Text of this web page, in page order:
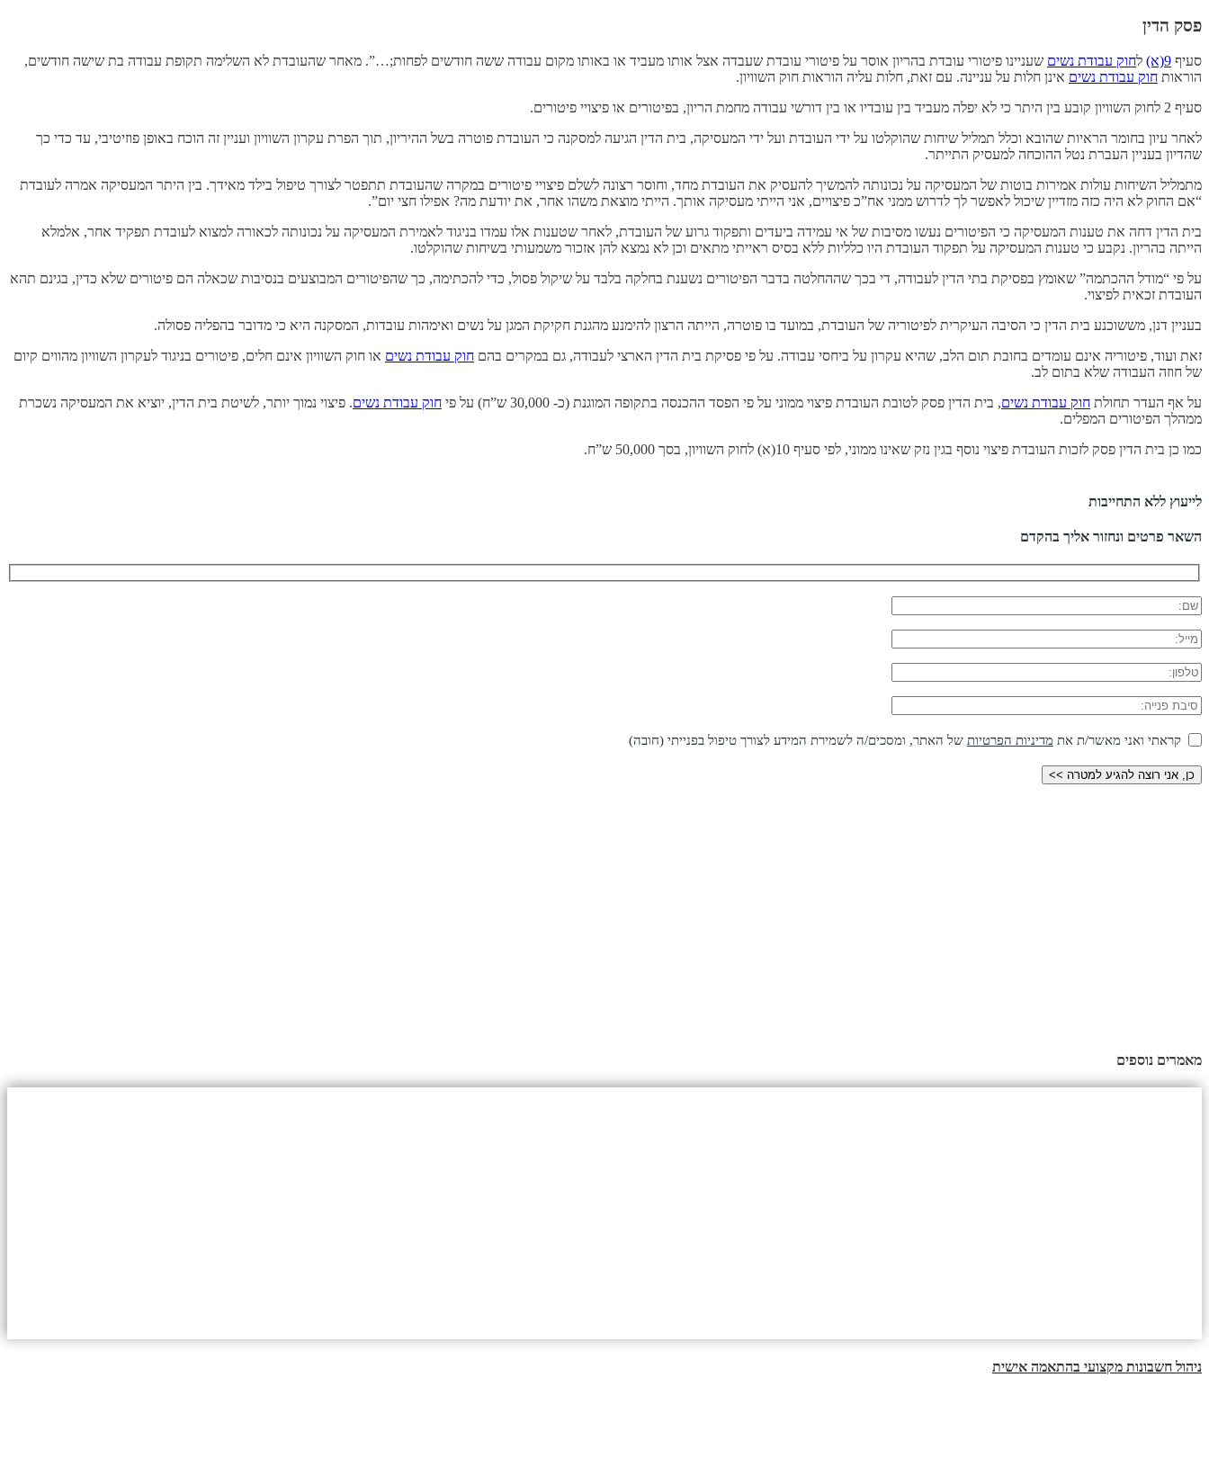
פסק הדין
סעיף 9(א) לחוק עבודת נשים שעניינו פיטורי עובדת בהריון אוסר על פיטורי עובדת שעבדה אצל אותו מעביד או באותו מקום עבודה ששה חודשים לפחות;…”. מאחר שהעובדת לא השלימה תקופת עבודה בת שישה חודשים,
הוראות חוק עבודת נשים אינן חלות על עניינה. עם זאת, חלות עליה הוראות חוק השוויון.
סעיף 2 לחוק השוויון קובע בין היתר כי לא יפלה מעביד בין עובדיו או בין דורשי עבודה מחמת הריון, בפיטורים או פיצויי פיטורים.
לאחר עיון בחומר הראיות שהובא וכלל תמליל שיחות שהוקלטו על ידי העובדת ועל ידי המעסיקה, בית הדין הגיעה למסקנה כי העובדת פוטרה בשל ההיריון, תוך הפרת עקרון השוויון ועניין זה הוכח באופן פוזיטיבי, עד כדי כך
שהדיון בעניין העברת נטל ההוכחה למעסיק התייתר.
מתמליל השיחות עולות אמירות בוטות של המעסיקה על נכונותה להמשיך להעסיק את העובדת מחד, וחוסר רצונה לשלם פיצויי פיטורים במקרה שהעובדת תתפטר לצורך טיפול בילד מאידך. בין היתר המעסיקה אמרה לעובדת
“אם החוק לא היה כזה מזדיין שיכול לאפשר לך לדרוש ממני אח”כ פיצויים, אני הייתי מעסיקה אותך. הייתי מוצאת משהו אחר, את יודעת מה? אפילו חצי יום”.
בית הדין דחה את טענות המעסיקה כי הפיטורים נעשו מסיבות של אי עמידה ביעדים ותפקוד גרוע של העובדת, לאחר שטענות אלו עמדו בניגוד לאמירת המעסיקה על נכונותה לכאורה למצוא לעובדת תפקיד אחר, אלמלא
הייתה בהריון. נקבע כי טענות המעסיקה על תפקוד העובדת היו כלליות ללא בסיס ראייתי מתאים וכן לא נמצא להן אזכור משמעותי בשיחות שהוקלטו.
על פי “מודל ההכתמה” שאומץ בפסיקת בתי הדין לעבודה, די בכך שההחלטה בדבר הפיטורים נשענת בחלקה בלבד על שיקול פסול, כדי להכתימה, כך שהפיטורים המבוצעים בנסיבות שכאלה הם פיטורים שלא כדין, בגינם תהא
העובדת זכאית לפיצוי.
בעניין דנן, מששוכנע בית הדין כי הסיבה העיקרית לפיטוריה של העובדת, במועד בו פוטרה, הייתה הרצון להימנע מהגנת חקיקת המגן על נשים ואימהות עובדות, המסקנה היא כי מדובר בהפליה פסולה.
זאת ועוד, פיטוריה אינם עומדים בחובת תום הלב, שהיא עקרון על ביחסי עבודה. על פי פסיקת בית הדין הארצי לעבודה, גם במקרים בהם חוק עבודת נשים או חוק השוויון אינם חלים, פיטורים בניגוד לעקרון השוויון מהווים קיום
של חוזה העבודה שלא בתום לב.
על אף העדר תחולת חוק עבודת נשים, בית הדין פסק לטובת העובדת פיצוי ממוני על פי הפסד ההכנסה בתקופה המוגנת (כ- 30,000 ש”ח) על פי חוק עבודת נשים. פיצוי נמוך יותר, לשיטת בית הדין, יוציא את המעסיקה נשכרת
ממהלך הפיטורים המפלים.
כמו כן בית הדין פסק לזכות העובדת פיצוי נוסף בגין נזק שאינו ממוני, לפי סעיף 10(א) לחוק השוויון, בסך 50,000 ש”ח.
לייעוץ ללא התחייבות
השאר פרטים ונחזור אליך בהקדם
קראתי ואני מאשר/ת את מדיניות הפרטיות של האתר, ומסכים/ה לשמירת המידע לצורך טיפול בפנייתי (חובה)
מאמרים נוספים
ניהול חשבונות מקצועי בהתאמה אישית